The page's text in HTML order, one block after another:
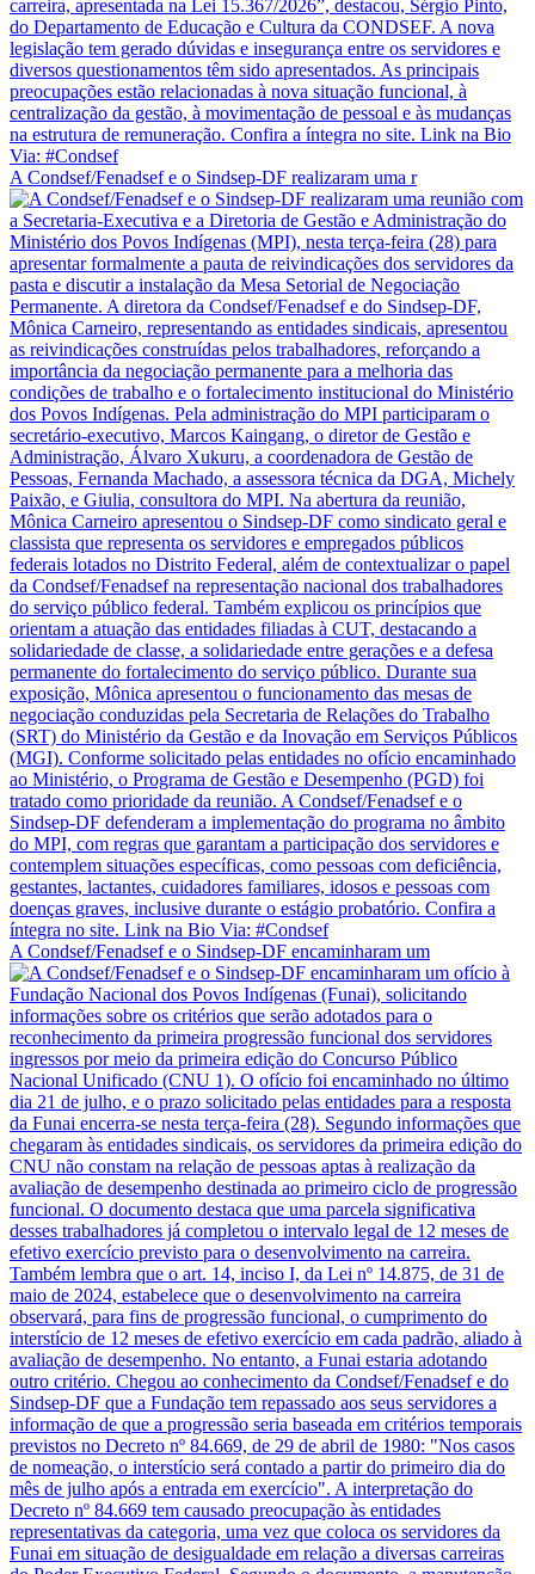
A Condsef/Fenadsef e o Sindsep-DF realizaram uma r
A Condsef/Fenadsef e o Sindsep-DF encaminharam um